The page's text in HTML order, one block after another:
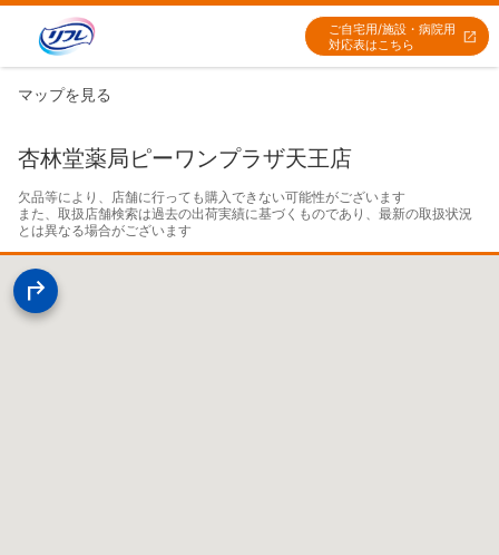
ご自宅用/施設・病院用
対応表はこちら
マップを見る
杏林堂薬局ピーワンプラザ天王店
欠品等により、店舗に行っても購入できない可能性がございます
また、取扱店舗検索は過去の出荷実績に基づくものであり、最新の取扱状況
とは異なる場合がございます